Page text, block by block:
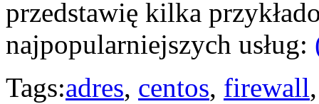
przedstawię kilka
najpopularniejszych usług:
Tags:adres, centos, firewall